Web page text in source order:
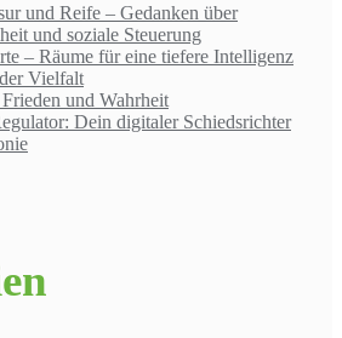
und Reife – Gedanken über
und soziale Steuerung
– Räume für eine tiefere Intelligenz
Vielfalt
und Wahrheit
Dein digitaler Schiedsrichter